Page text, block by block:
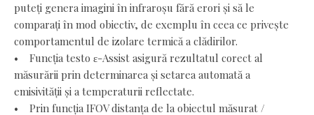
puteți genera imagini în infraroșu fără erori și să le
comparați în mod obiectiv, de exemplu în ceea ce privește
comportamentul de izolare termică a clădirilor.
• Funcția testo ɛ-Assist asigură rezultatul corect al
măsurării prin determinarea și setarea automată a
emisivității și a temperaturii reflectate.
• Prin funcția IFOV distanța de la obiectul măsurat /